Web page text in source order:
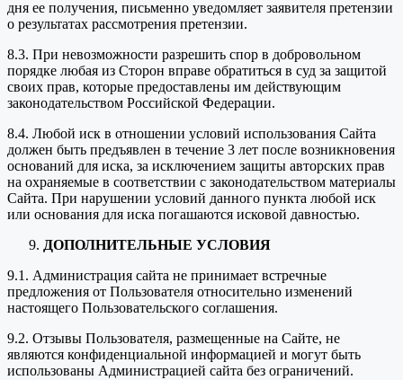
дня ее получения, письменно уведомляет заявителя претензии
о результатах рассмотрения претензии.
8.3. При невозможности разрешить спор в добровольном
порядке любая из Сторон вправе обратиться в суд за защитой
своих прав, которые предоставлены им действующим
законодательством Российской Федерации.
8.4. Любой иск в отношении условий использования Сайта
должен быть предъявлен в течение 3 лет после возникновения
оснований для иска, за исключением защиты авторских прав
на охраняемые в соответствии с законодательством материалы
Сайта. При нарушении условий данного пункта любой иск
или основания для иска погашаются исковой давностью.
ДОПОЛНИТЕЛЬНЫЕ УСЛОВИЯ
9.1. Администрация сайта не принимает встречные
предложения от Пользователя относительно изменений
настоящего Пользовательского соглашения.
9.2. Отзывы Пользователя, размещенные на Сайте, не
являются конфиденциальной информацией и могут быть
использованы Администрацией сайта без ограничений.